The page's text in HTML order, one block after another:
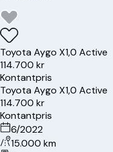
ToyotaAygo X1,0 Active
114.700 kr
Kontantpris
ToyotaAygo X1,0 Active
114.700 kr
Kontantpris
6/2022
15.000 km